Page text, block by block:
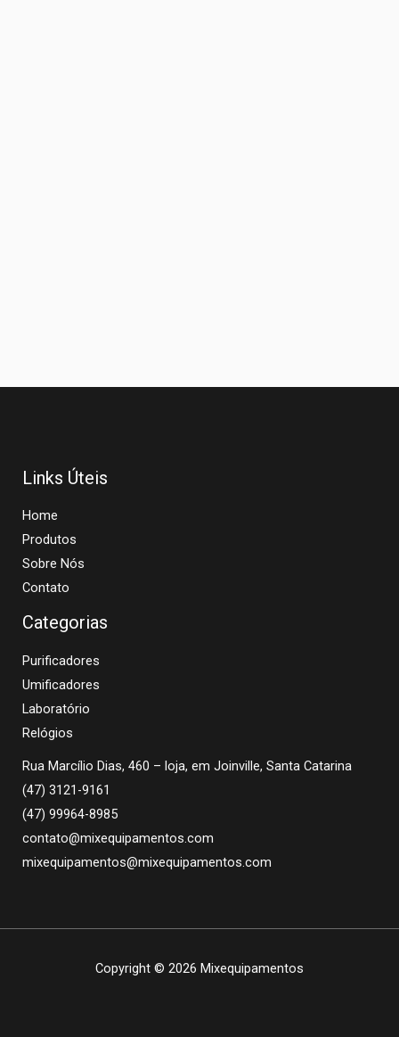
Links Úteis
Home
Produtos
Sobre Nós
Contato
Categorias
Purificadores
Umificadores
Laboratório
Relógios
Rua Marcílio Dias, 460 – loja, em Joinville, Santa Catarina
(47) 3121-9161
(47) 99964-8985
contato@mixequipamentos.com
mixequipamentos@mixequipamentos.com
Copyright © 2026 Mixequipamentos